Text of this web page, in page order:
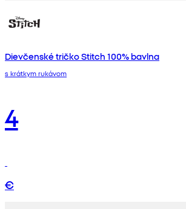
Dievčenské tričko Stitch 100% bavlna
s krátkym rukávom
4
€